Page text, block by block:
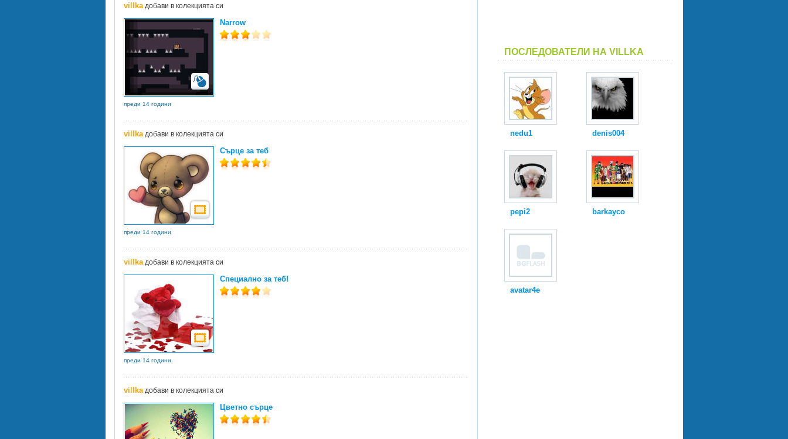
villkaдобави в колекцията си
Narrow
преди 14 години
villkaдобави в колекцията си
Сърце за теб
преди 14 години
villkaдобави в колекцията си
Специално за теб!
преди 14 години
villkaдобави в колекцията си
Цветно сърце
ПОСЛЕДОВАТЕЛИ НА VILLKA
nedu1 denis004
pepi2 barkayco
avatar4e